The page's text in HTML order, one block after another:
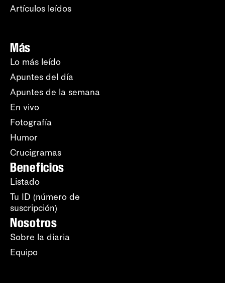
Artículos leídos
Más
Lo más leído
Apuntes del día
Apuntes de la semana
En vivo
Fotografía
Humor
Crucigramas
Beneficios
Listado
Tu ID (número de
suscripción)
Nosotros
Sobre la diaria
Equipo